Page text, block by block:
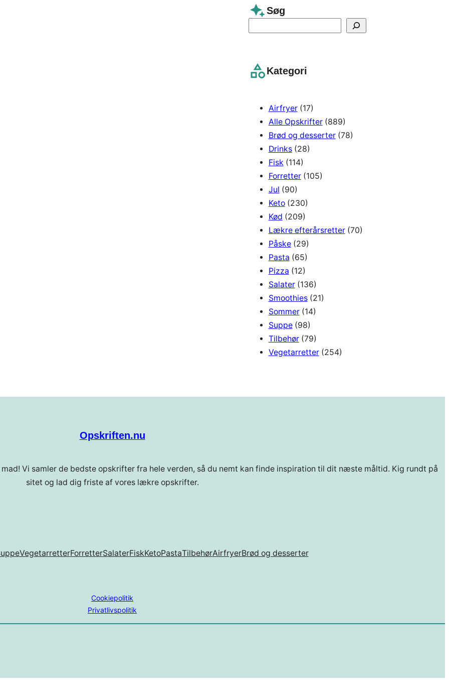
Søg
c
Kategori
Airfryer(17)
Alle Opskrifter(889)
Brød og desserter(78)
Drinks(28)
Fisk (114)
Forretter(105)
Jul (90)
Keto(230)
Kød (209)
Lækre efterårsretter(70)
Påske(29)
Pasta (65)
Pizza (12)
Salater(136)
Smoothies(21)
Sommer(14)
Suppe(98)
Tilbehør(79)
Vegetarretter(254)
Opskriften.nu
Vi samler de bedste opskrifter fra hele verden, så du nemt kan finde inspiration til dit næste måltid. Kig rundt på
sitet og lad dig friste af vores lækre opskrifter.
VegetarretterForretterSalaterFiskKetoPastaTilbehørAirfryerBrød og desserter
Cookiepolitik
Privatlivspolitik